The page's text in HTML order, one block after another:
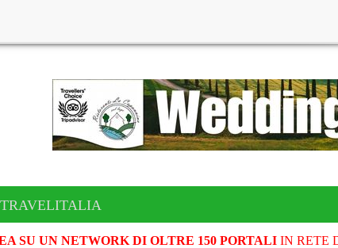
SU UN NETWORK DI OLTRE 150 PORTALIIN RETE